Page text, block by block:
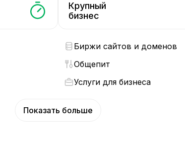
Крупный
бизнес
Биржи сайтов и доменов
Общепит
Услуги для бизнеса
Показать больше